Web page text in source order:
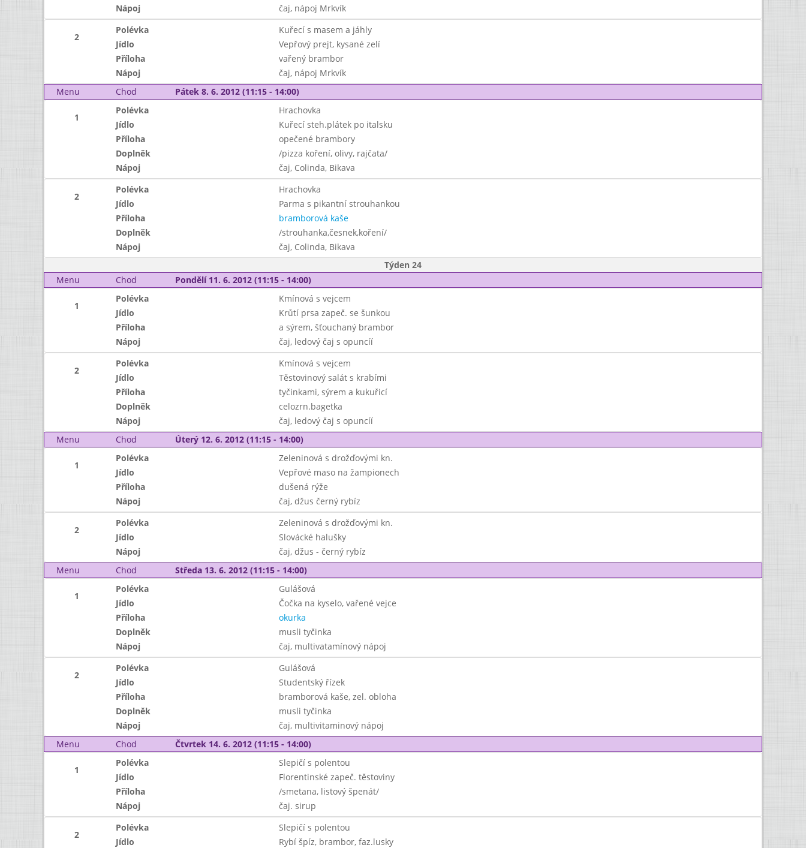
Nápoj
čaj, nápoj Mrkvík
2
Polévka
Kuřecí s masem a jáhly
Jídlo
Vepřový prejt, kysané zelí
Příloha
vařený brambor
Nápoj
čaj, nápoj Mrkvík
Menu
Chod Pátek 8. 6. 2012 (11:15 - 14:00)
1
Polévka
Hrachovka
Jídlo
Kuřecí steh.plátek po italsku
Příloha
opečené brambory
Doplněk
/pizza koření, olivy, rajčata/
Nápoj
čaj, Colinda, Bikava
2
Polévka
Hrachovka
Jídlo
Parma s pikantní strouhankou
Příloha
bramborová kaše
Doplněk
/strouhanka,česnek,koření/
Nápoj
čaj, Colinda, Bikava
Týden 24
Menu
Chod Pondělí 11. 6. 2012 (11:15 - 14:00)
1
Polévka
Kmínová s vejcem
Jídlo
Krůtí prsa zapeč. se šunkou
Příloha
a sýrem, šťouchaný brambor
Nápoj
čaj, ledový čaj s opuncíí
2
Polévka
Kmínová s vejcem
Jídlo
Těstovinový salát s krabími
Příloha
tyčinkami, sýrem a kukuřicí
Doplněk
celozrn.bagetka
Nápoj
čaj, ledový čaj s opuncíí
Menu
Chod Úterý 12. 6. 2012 (11:15 - 14:00)
1
Polévka
Zeleninová s drožďovými kn.
Jídlo
Vepřové maso na žampionech
Příloha
dušená rýže
Nápoj
čaj, džus černý rybíz
2
Polévka
Zeleninová s drožďovými kn.
Jídlo
Slovácké halušky
Nápoj
čaj, džus - černý rybíz
Menu
Chod Středa 13. 6. 2012 (11:15 - 14:00)
1
Polévka
Gulášová
Jídlo
Čočka na kyselo, vařené vejce
Příloha
okurka
Doplněk
musli tyčinka
Nápoj
čaj, multivatamínový nápoj
2
Polévka
Gulášová
Jídlo
Studentský řízek
Příloha
bramborová kaše, zel. obloha
Doplněk
musli tyčinka
Nápoj
čaj, multivitaminový nápoj
Menu
Chod Čtvrtek 14. 6. 2012 (11:15 - 14:00)
1
Polévka
Slepičí s polentou
Jídlo
Florentinské zapeč. těstoviny
Příloha
/smetana, listový špenát/
Nápoj
čaj. sirup
2
Polévka
Slepičí s polentou
Jídlo
Rybí špíz, brambor, faz.lusky